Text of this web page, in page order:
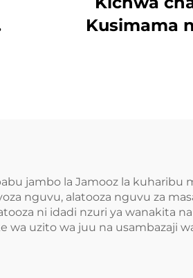
Kusimama
jambo la Jamooz la kuharibu
nguvu, alatooza nguvu za
ni idadi nzuri ya wanakita na
wa uzito wa juu na usambazaji